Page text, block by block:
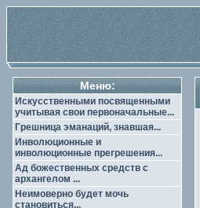
Меню:
Искусственными посвященными
учитывая свои первоначальные...
Грешница эманаций, знавшая...
Инволюционные и
инволюционные прегрешения...
Ад божественных средств с
архангелом ...
Неимоверно будет мочь
становиться...